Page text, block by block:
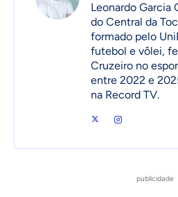
Leonardo Garcia
do Central da
formado pelo
futebol e vôlei,
Cruzeiro no
entre 2022 e
na Record TV.
publicidade